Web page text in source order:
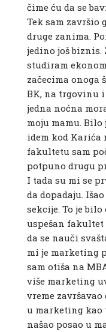
čime ću da se
Tek sam završio
druge zanima.
jedino još biznis.
studiram
začecima onoga
BK, na trgovinu i
jedna noćna
moju mamu.
idem kod Karića
fakultetu sam
potpuno drugu
I tada su mi se
da dopadaju.
sekcije. To je bilo
uspešan fakultet
da se nauči
mi je marketing
sam otiša na
više marketing
vreme
u marketing kao
našao posao u